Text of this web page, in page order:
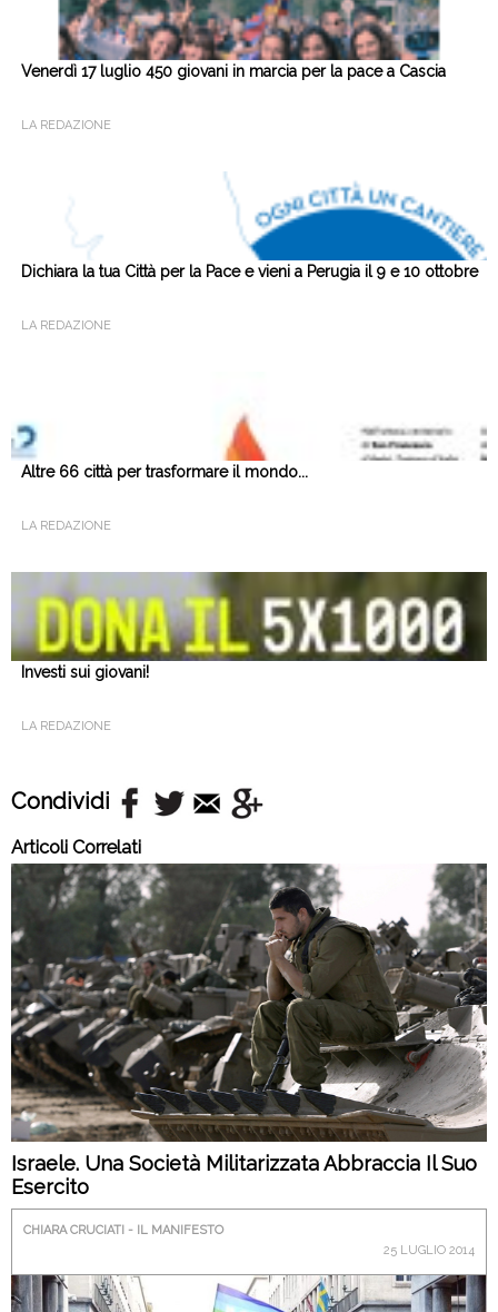
Venerdì 17 luglio 450 giovani in marcia per la pace a Cascia
LA REDAZIONE
Dichiara la tua Città per la Pace e vieni a Perugia il 9 e 10 ottobre
LA REDAZIONE
Altre 66 città per trasformare il mondo...
LA REDAZIONE
Investi sui giovani!
LA REDAZIONE
Condividi
Articoli Correlati
Israele. Una Società Militarizzata Abbraccia Il Suo
Esercito
CHIARA CRUCIATI - IL MANIFESTO
25 LUGLIO 2014